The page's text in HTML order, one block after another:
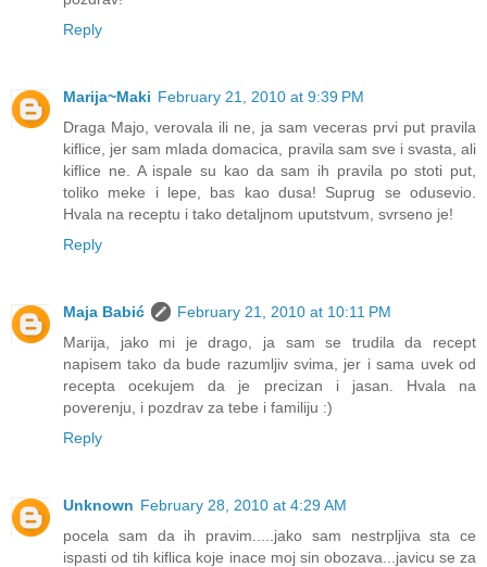
Reply
Marija~Maki February 21, 2010 at 9:39 PM
Draga Majo, verovala ili ne, ja sam veceras prvi put pravila
kiflice, jer sam mlada domacica, pravila sam sve i svasta, ali
kiflice ne. A ispale su kao da sam ih pravila po stoti put,
toliko meke i lepe, bas kao dusa! Suprug se odusevio.
Hvala na receptu i tako detaljnom uputstvum, svrseno je!
Reply
Maja Babić
February 21, 2010 at 10:11 PM
Marija, jako mi je drago, ja sam se trudila da recept
napisem tako da bude razumljiv svima, jer i sama uvek od
recepta ocekujem da je precizan i jasan. Hvala na
poverenju, i pozdrav za tebe i familiju :)
Reply
Unknown February 28, 2010 at 4:29 AM
pocela sam da ih pravim.....jako sam nestrpljiva sta ce
ispasti od tih kiflica koje inace moj sin obozava...javicu se za